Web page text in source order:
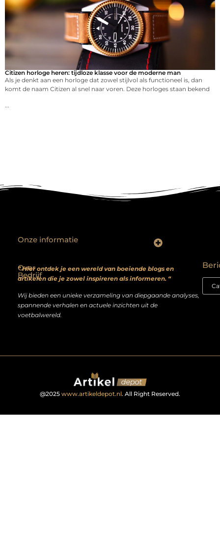
Citizen horloge heren: tijdloze klasse voor de moderne man
Als je denkt aan een horloge dat zowel stijlvol als functioneel is, dan
komt de naam Citizen al snel naar voren. Deze horloges staan bekend
Over
Bedrijf
” Hier ontdek je een wereld van boeiende blogs en
artikelen die je zowel inspireren als informeren. “
Wij bieden een unieke verzameling van diepgaande analyses,
spannende verhalen en actuele inzichten uit de
voetbalwereld.
Onze informatie
@2025 www.artikeldepot.nl. All Right Reserved.